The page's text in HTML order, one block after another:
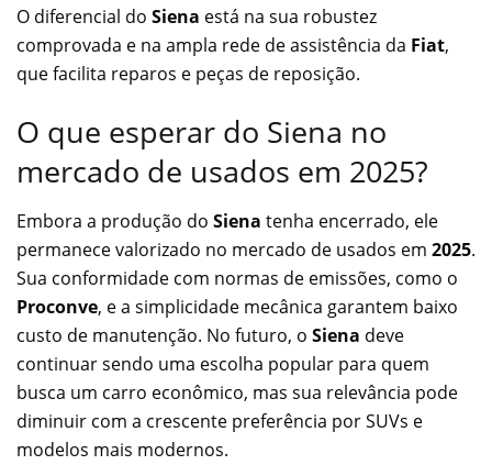
O diferencial do Siena está na sua robustez
comprovada e na ampla rede de assistência da Fiat,
que facilita reparos e peças de reposição.
O que esperar do Siena no
mercado de usados em 2025?
Embora a produção do Siena tenha encerrado, ele
permanece valorizado no mercado de usados em 2025.
Sua conformidade com normas de emissões, como o
Proconve, e a simplicidade mecânica garantem baixo
custo de manutenção. No futuro, o Siena deve
continuar sendo uma escolha popular para quem
busca um carro econômico, mas sua relevância pode
diminuir com a crescente preferência por SUVs e
modelos mais modernos.